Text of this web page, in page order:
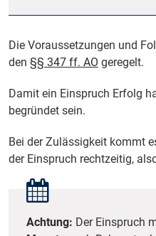
Die Voraussetzungen und
den §§ 347 ff. AO geregelt.
Damit ein Einspruch Erfolg
begründet sein.
Bei der Zulässigkeit kommt
der Einspruch rechtzeitig,
Achtung: Der Einspruch